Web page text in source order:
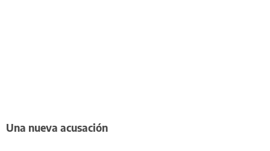
Una nueva acusación